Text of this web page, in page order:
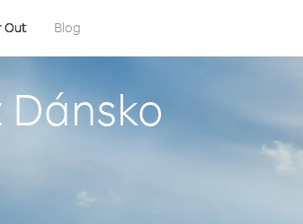
Out Blog
Dánsko